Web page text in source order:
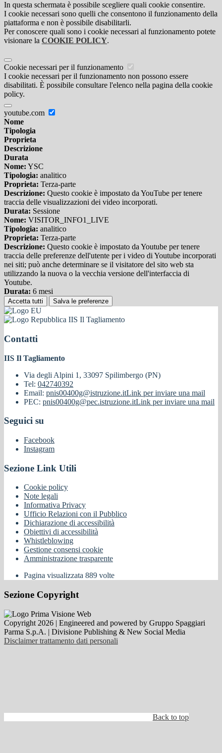
In questa schermata è possibile scegliere quali cookie consentire.
I cookie necessari sono quelli che consentono il funzionamento della
piattaforma e non è possibile disabilitarli.
Per conoscere quali sono i cookie necessari al funzionamento potete
visionare la COOKIE POLICY.
Cookie necessari per il funzionamento
I cookie necessari per il funzionamento non possono essere
disabilitati. È possibile consultare l'elenco nella pagina della cookie
policy.
youtube.com
Nome
Tipologia
Proprieta
Descrizione
Durata
Nome: YSC
Tipologia: analitico
Proprieta: Terza-parte
Descrizione: Questo cookie è impostato da YouTube per tenere
traccia delle visualizzazioni dei video incorporati.
Durata: Sessione
Nome: VISITOR_INFO1_LIVE
Tipologia: analitico
Proprieta: Terza-parte
Descrizione: Questo cookie è impostato da Youtube per tenere
traccia delle preferenze dell'utente per i video di Youtube incorporati
nei siti; può anche determinare se il visitatore del sito web sta
utilizzando la nuova o la vecchia versione dell'interfaccia di
Youtube.
Durata: 6 mesi
Accetta tutti Salva le preferenze
IIS Il Tagliamento
Contatti
IIS Il Tagliamento
Via degli Alpini 1, 33097 Spilimbergo (PN)
Tel: 042740392
Email: pnis00400g@istruzione.itLink per inviare una mail
PEC: pnis00400g@pec.istruzione.itLink per inviare una mail
Seguici su
Facebook
Instagram
Sezione Link Utili
Cookie policy
Note legali
Informativa Privacy
Ufficio Relazioni con il Pubblico
Dichiarazione di accessibilità
Obiettivi di accessibilità
Whistleblowing
Gestione consensi cookie
Amministrazione trasparente
Pagina visualizzata 889 volte
Sezione Copyright
Copyright 2026 | Engineered and powered by Gruppo Spaggiari
Parma S.p.A. | Divisione Publishing & New Social Media
Disclaimer trattamento dati personali
Back to top